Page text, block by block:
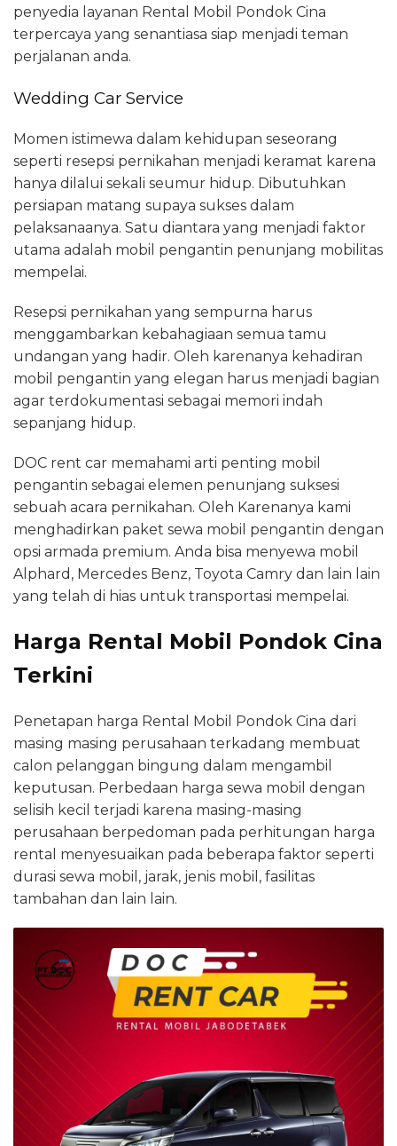
penyedia layanan Rental Mobil Pondok Cina
terpercaya yang senantiasa siap menjadi teman
perjalanan anda.
Wedding Car Service
Momen istimewa dalam kehidupan seseorang
seperti resepsi pernikahan menjadi keramat karena
hanya dilalui sekali seumur hidup. Dibutuhkan
persiapan matang supaya sukses dalam
pelaksanaanya. Satu diantara yang menjadi faktor
utama adalah mobil pengantin penunjang mobilitas
mempelai.
Resepsi pernikahan yang sempurna harus
menggambarkan kebahagiaan semua tamu
undangan yang hadir. Oleh karenanya kehadiran
mobil pengantin yang elegan harus menjadi bagian
agar terdokumentasi sebagai memori indah
sepanjang hidup.
DOC rent car memahami arti penting mobil
pengantin sebagai elemen penunjang suksesi
sebuah acara pernikahan. Oleh Karenanya kami
menghadirkan paket sewa mobil pengantin dengan
opsi armada premium. Anda bisa menyewa mobil
Alphard, Mercedes Benz, Toyota Camry dan lain lain
yang telah di hias untuk transportasi mempelai.
Harga Rental Mobil Pondok Cina
Terkini
Penetapan harga Rental Mobil Pondok Cina dari
masing masing perusahaan terkadang membuat
calon pelanggan bingung dalam mengambil
keputusan. Perbedaan harga sewa mobil dengan
selisih kecil terjadi karena masing-masing
perusahaan berpedoman pada perhitungan harga
rental menyesuaikan pada beberapa faktor seperti
durasi sewa mobil, jarak, jenis mobil, fasilitas
tambahan dan lain lain.